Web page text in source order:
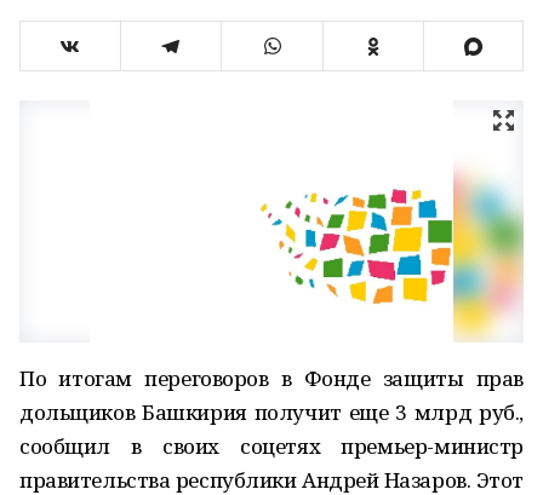
По итогам переговоров в Фонде защиты прав
дольщиков Башкирия получит еще 3 млрд руб.,
сообщил в своих соцетях премьер-министр
правительства республики Андрей Назаров. Этот